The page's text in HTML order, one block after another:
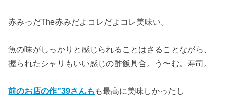
赤みっだThe赤みだよコレだよコレ美味い。
魚の味がしっかりと感じられることはさることながら、
握られたシャリもいい感じの酢飯具合。う〜む。寿司。
前のお店の作”39さんも も最高に美味しかったし